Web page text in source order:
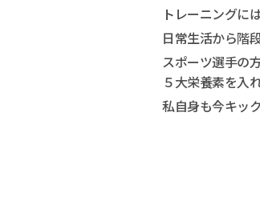
トレーニングに
日常生活から階
スポーツ選手の
５大栄養素を入
私自身も今キッ